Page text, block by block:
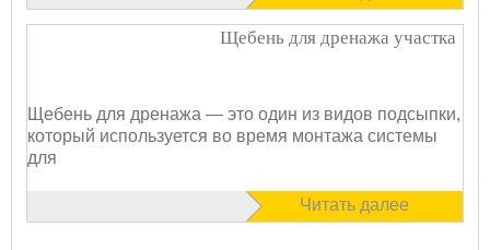
Щебень для дренажа участка
Щебень для дренажа — это один из видов подсыпки,
который используется во время монтажа системы
для
Читать далее